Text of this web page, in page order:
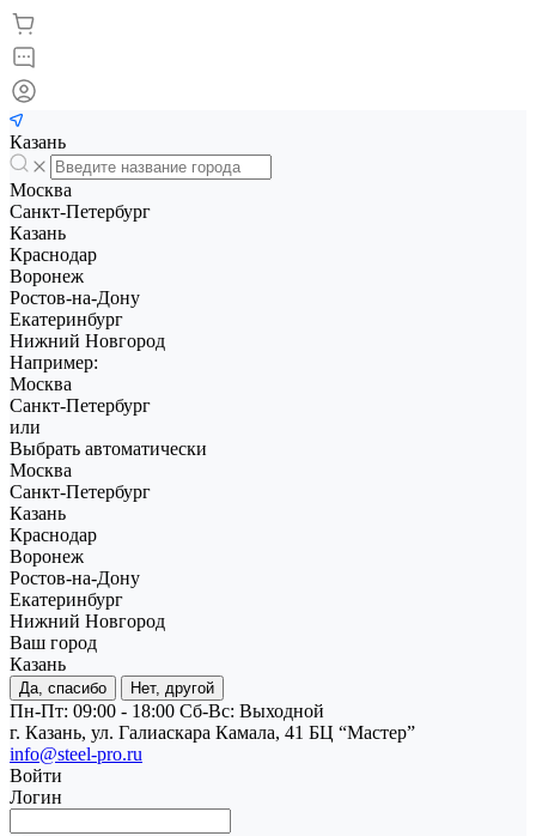
Казань
Москва
Санкт-Петербург
Казань
Краснодар
Воронеж
Ростов-на-Дону
Екатеринбург
Нижний Новгород
Например:
Москва
Санкт-Петербург
или
Выбрать автоматически
Москва
Санкт-Петербург
Казань
Краснодар
Воронеж
Ростов-на-Дону
Екатеринбург
Нижний Новгород
Ваш город
Казань
Да, спасибо Нет, другой
Пн-Пт: 09:00 - 18:00 Cб-Вс: Выходной
г. Казань, ул. Галиаскара Камала, 41 БЦ “Мастер”
info@steel-pro.ru
Войти
Логин